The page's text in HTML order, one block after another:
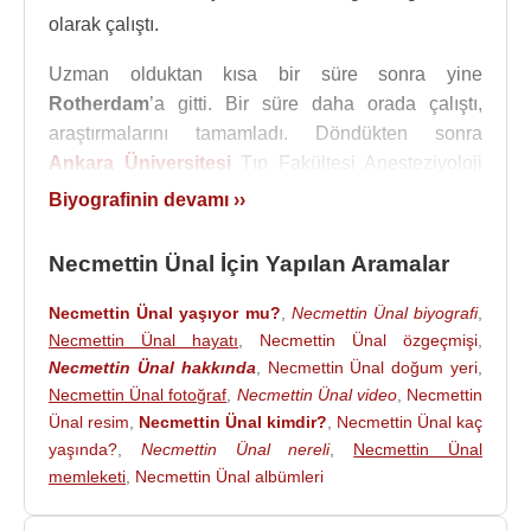
olarak çalıştı.
Uzman olduktan kısa bir süre sonra yine
Rotherdam’a gitti. Bir süre daha orada çalıştı,
araştırmalarını tamamladı. Döndükten sonra
Ankara Üniversitesi Tıp Fakültesi Anesteziyoloji
Kliniğinde, değişik yerlerinde çalıştı. Ama ağırlıklı
sonra tamamen yoğun bakımda çalışmaya başladı.
O gün bugündür akademik hayatı ağırlıklı olarak
yoğun bakımda geçiyor.
2003
yılında Ankara Tıp Fakültesi Anesteziyoloji ve
Yoğun Bakım Anabilim Dalında Profesör olarak
çalışmaya başladı.
Avrupa Yoğun Bakım Diplomasının
Biyografinin devamı ››
Necmettin Ünal İçin Yapılan Aramalar
Necmettin Ünal yaşıyor mu? Necmettin Ünal biyografi,
Necmettin Ünal hayatı
Necmettin Ünal özgeçmişi
Necmettin Ünal hakkında
Necmettin Ünal doğum yeri
Necmettin Ünal fotoğraf Necmettin Ünal video, Necmettin
Ünal resim
Necmettin Ünal kimdir?
Necmettin Ünal kaç
yaşında?
Necmettin Ünal nereli, Necmettin Ünal
memleketi Necmettin Ünal albümleri